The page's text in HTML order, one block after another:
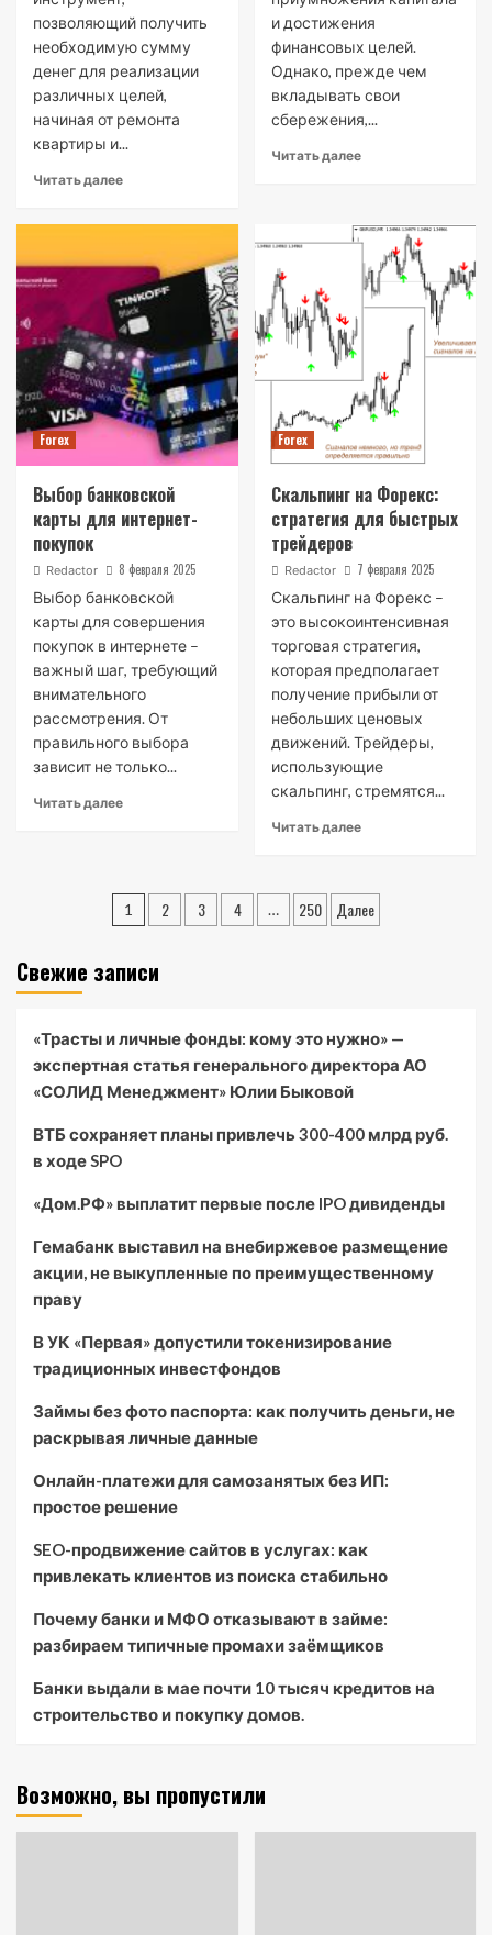
позволяющий получить
необходимую сумму
денег для реализации
различных целей,
начиная от ремонта
квартиры и...
Читать далее
и достижения
финансовых целей.
Однако, прежде чем
вкладывать свои
сбережения,...
Читать далее
Forex
Выбор банковской
карты для интернет-
покупок
Redactor 8 февраля 2025
Выбор банковской
карты для совершения
покупок в интернете –
важный шаг, требующий
внимательного
рассмотрения. От
правильного выбора
зависит не только...
Читать далее
Forex
Скальпинг на Форекс:
стратегия для быстрых
трейдеров
Redactor 7 февраля 2025
Скальпинг на Форекс –
это высокоинтенсивная
торговая стратегия,
которая предполагает
получение прибыли от
небольших ценовых
движений. Трейдеры,
использующие
скальпинг, стремятся...
Читать далее
Пагинация
1 2 3 4 … 250 Далее
Свежие записи
«Трасты и личные фонды: кому это нужно» —
экспертная статья генерального директора АО
«СОЛИД Менеджмент» Юлии Быковой
ВТБ сохраняет планы привлечь 300-400 млрд руб.
в ходе SPO
«Дом.РФ» выплатит первые после IPO дивиденды
Гемабанк выставил на внебиржевое размещение
акции, не выкупленные по преимущественному
праву
В УК «Первая» допустили токенизирование
традиционных инвестфондов
Займы без фото паспорта: как получить деньги, не
раскрывая личные данные
Онлайн-платежи для самозанятых без ИП:
простое решение
SEO-продвижение сайтов в услугах: как
привлекать клиентов из поиска стабильно
Почему банки и МФО отказывают в займе:
разбираем типичные промахи заёмщиков
Банки выдали в мае почти 10 тысяч кредитов на
строительство и покупку домов.
Возможно, вы пропустили